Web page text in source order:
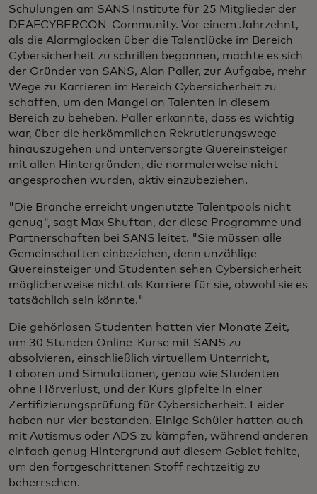
Schulungen am SANS Institute für 25 Mitglieder der
DEAFCYBERCON-Community. Vor einem Jahrzehnt,
als die Alarmglocken über die Talentlücke im Bereich
Cybersicherheit zu schrillen begannen, machte es sich
der Gründer von SANS, Alan Paller, zur Aufgabe, mehr
Wege zu Karrieren im Bereich Cybersicherheit zu
schaffen, um den Mangel an Talenten in diesem
Bereich zu beheben. Paller erkannte, dass es wichtig
war, über die herkömmlichen Rekrutierungswege
hinauszugehen und unterversorgte Quereinsteiger
mit allen Hintergründen, die normalerweise nicht
angesprochen wurden, aktiv einzubeziehen.
"Die Branche erreicht ungenutzte Talentpools nicht
genug", sagt Max Shuftan, der diese Programme und
Partnerschaften bei SANS leitet. "Sie müssen alle
Gemeinschaften einbeziehen, denn unzählige
Quereinsteiger und Studenten sehen Cybersicherheit
möglicherweise nicht als Karriere für sie, obwohl sie es
tatsächlich sein könnte."
Die gehörlosen Studenten hatten vier Monate Zeit,
um 30 Stunden Online-Kurse mit SANS zu
absolvieren, einschließlich virtuellem Unterricht,
Laboren und Simulationen, genau wie Studenten
ohne Hörverlust, und der Kurs gipfelte in einer
Zertifizierungsprüfung für Cybersicherheit. Leider
haben nur vier bestanden. Einige Schüler hatten auch
mit Autismus oder ADS zu kämpfen, während anderen
einfach genug Hintergrund auf diesem Gebiet fehlte,
um den fortgeschrittenen Stoff rechtzeitig zu
beherrschen.